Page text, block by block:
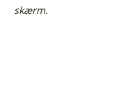
skærm.